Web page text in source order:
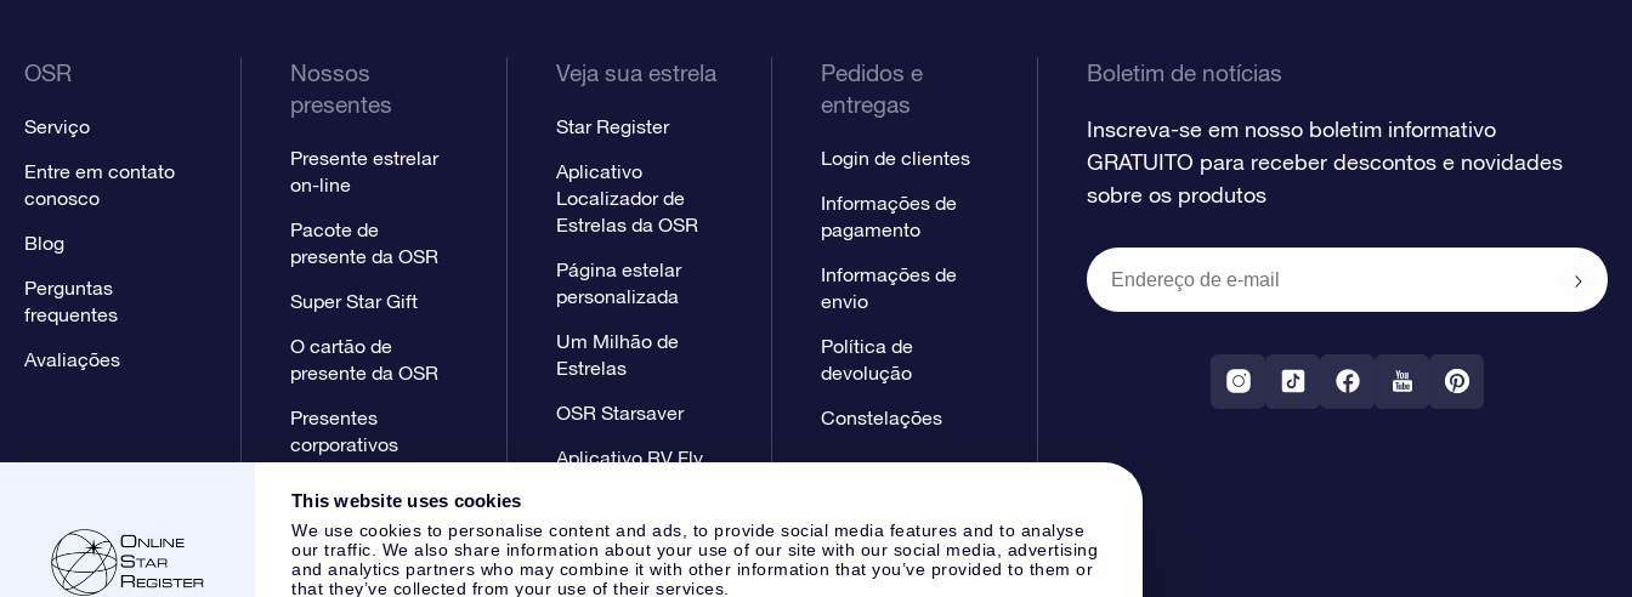
This website uses cookies
We use cookies to personalise content and ads, to provide social media features and to analyse
our traffic. We also share information about your use of our site with our social media, advertising
and analytics partners who may combine it with other information that you’ve provided to them or
that they’ve collected from your use of their services.
OSR
Serviço
Entre em contato
conosco
Blog
Perguntas
frequentes
Avaliações
Nossos
presentes
Presente estrelar
on-line
Pacote de
presente da OSR
Super Star Gift
O cartão de
presente da OSR
Presentes
corporativos
Veja sua estrela
Star Register
Aplicativo
Localizador de
Estrelas da OSR
Página estelar
personalizada
Um Milhão de
Estrelas
OSR Starsaver
Aplicativo RV Fly
Pedidos e
entregas
Login de clientes
Informações de
pagamento
Informações de
envio
Política de
devolução
Constelações
Boletim de notícias
Inscreva-se em nosso boletim informativo
GRATUITO para receber descontos e novidades
sobre os produtos